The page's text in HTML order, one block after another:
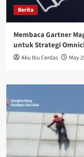
Berita
Membaca Gartner
untuk Strategi
Aku Ibu Cerdas May